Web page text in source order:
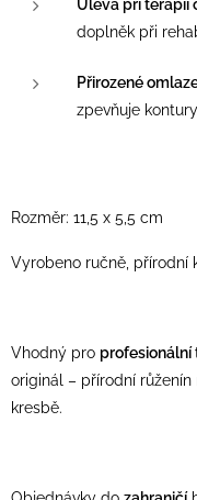
Úleva při terapii
doplněk při
Přirozené
zpevňuje
Rozměr: 11,5 x 5,5 cm
Vyrobeno ručně, přírodní
Vhodný pro
originál – přírodní
kresbě.